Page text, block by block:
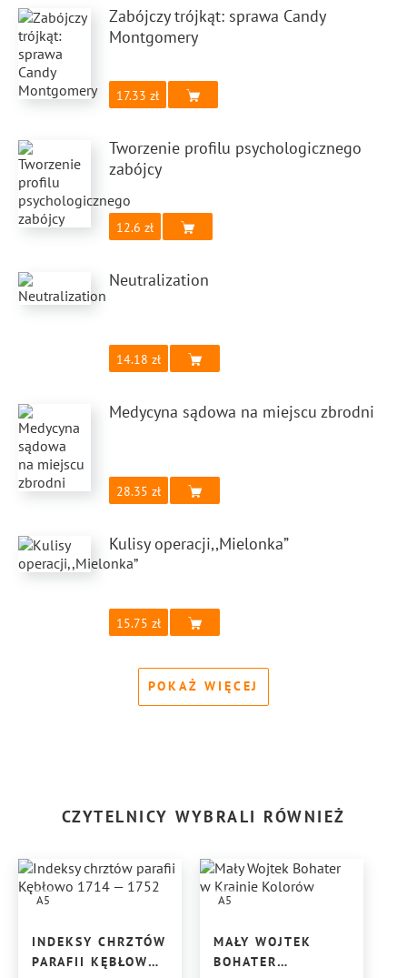
Zabójczy trójkąt: sprawa Candy
Montgomery
17.33
Tworzenie profilu psychologicznego
zabójcy
12.6
Neutralization
14.18
Medycyna sądowa na miejscu zbrodni
28.35
Kulisy operacji,,Mielonka”
15.75
POKAŻ WIĘCEJ
CZYTELNICY WYBRALI RÓWNIEŻ
A5
INDEKSY CHRZTÓW
PARAFII KĘBŁOWO
A5
MAŁY WOJTEK
BOHATER